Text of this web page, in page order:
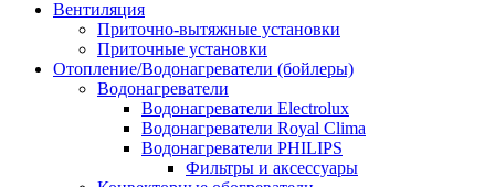
Вентиляция
Приточно-вытяжные установки
Приточные установки
Отопление/Водонагреватели (бойлеры)
Водонагреватели
Водонагреватели Electrolux
Водонагреватели Royal Clima
Водонагреватели PHILIPS
Фильтры и аксессуары